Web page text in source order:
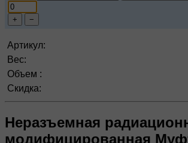
+ −
Артикул:
Вес:
Объем :
Скидка:
Неразъемная
модифицированная